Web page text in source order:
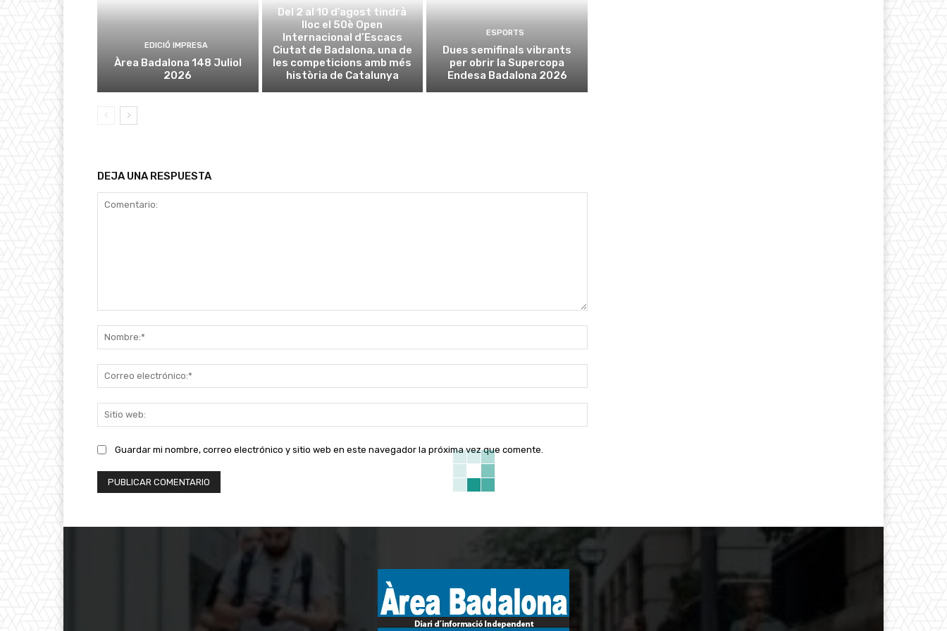
EDICIÓ IMPRESA
Àrea Badalona 148 Juliol
2026
Del 2 al 10 d’agost tindrà
lloc el 50è Open
Internacional d’Escacs
Ciutat de Badalona, una de
les competicions amb més
història de Catalunya
ESPORTS
Dues semifinals vibrants
per obrir la Supercopa
Endesa Badalona 2026
DEJA UNA RESPUESTA
electrónico:*
web:
Guardar mi nombre, correo electrónico y sitio web en este navegador la próxima vez que comente.